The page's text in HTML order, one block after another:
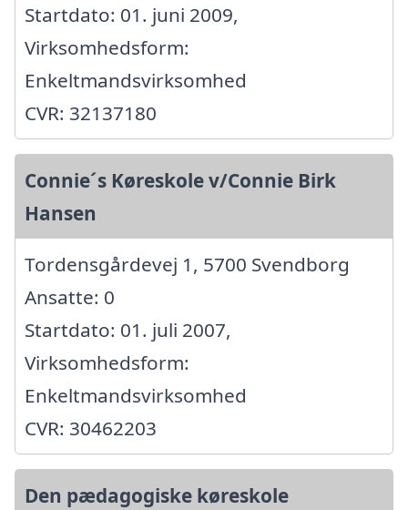
Startdato: 01. juni 2009,
Virksomhedsform:
Enkeltmandsvirksomhed
CVR: 32137180
Connie´s Køreskole v/Connie Birk
Hansen
Tordensgårdevej 1, 5700 Svendborg
Ansatte: 0
Startdato: 01. juli 2007,
Virksomhedsform:
Enkeltmandsvirksomhed
CVR: 30462203
Den pædagogiske køreskole